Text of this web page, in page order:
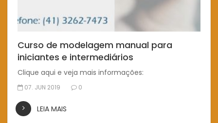
Curso de modelagem manual para
iniciantes e intermediários
Clique aqui e veja mais informações:
07. JUN 2019 0
LEIA MAIS